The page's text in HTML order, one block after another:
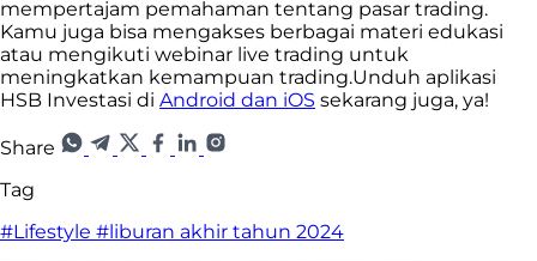
mempertajam pemahaman tentang pasar trading.
Kamu juga bisa mengakses berbagai materi edukasi
atau mengikuti webinar live trading untuk
meningkatkan kemampuan trading.Unduh aplikasi
HSB Investasi di Android dan iOS sekarang juga, ya!
Share
Tag
#Lifestyle #liburan akhir tahun 2024